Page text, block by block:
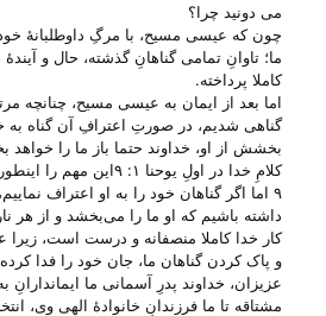
می‌ دونید چرا؟
چون که عیسی مسیح، با مرگِ داوطلبانهٔ
ما؛ تاوانِ تمامی گناهانِ گذشته، حال و
کاملا پرداخته.
اما بعد از ایمان به عیسی مسیح، چنانچه
گناهی شدیم، در صورتِ اعترافِ آن گناه به
بخشش از او، خداوند حتما باز ما را خواهد
کلامِ خدا در اولِ یوحنا ۱: ۹این مهم را اینطور برای ما توضیح میده.
۹ اما اگر گناهان خود را به او اعتراف
داشته باشیم که او ما را می‌بخشد و از هر
کار خدا کاملا منصفانه و درست است،
و پاک کردن گناهان ما، جان خود را فدا
عزیزان، خداوند پدرِ آسمانی ما
مشتاقه تا ما فرزندانِ خانوادهٔ الهی وی،